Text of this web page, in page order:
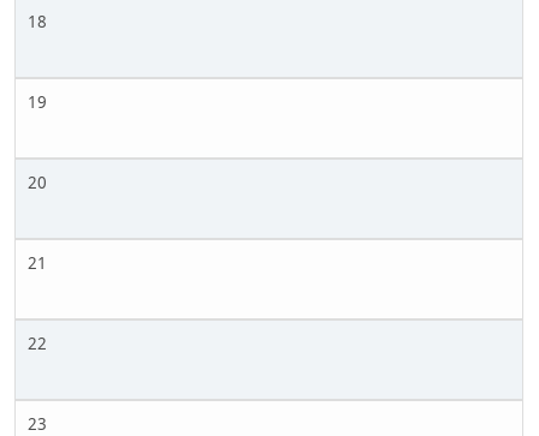
18
19
20
21
22
23